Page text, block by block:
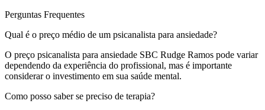
Perguntas Frequentes
Qual é o preço médio de um psicanalista para ansiedade?
O preço psicanalista para ansiedade SBC Rudge Ramos pode variar
dependendo da experiência do profissional, mas é importante
considerar o investimento em sua saúde mental.
Como posso saber se preciso de terapia?